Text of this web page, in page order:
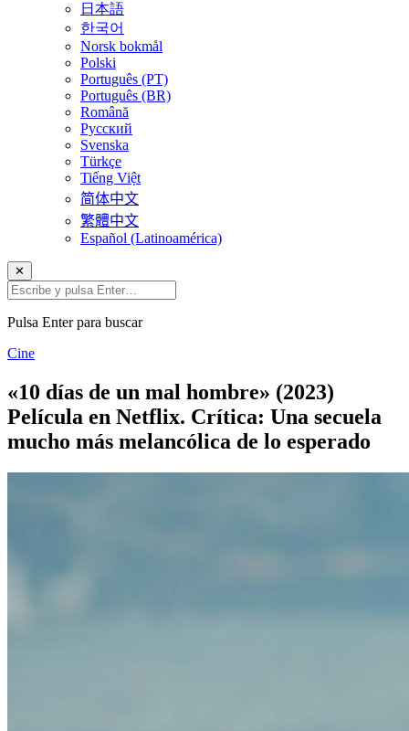
日本語
한국어
Norsk bokmål
Polski
Português (PT)
Português (BR)
Română
Русский
Svenska
Türkçe
Tiếng Việt
简体中文
繁體中文
Español (Latinoamérica)
✕
Pulsa Enter para buscar
Cine
«10 días de un mal hombre» (2023)
Película en Netflix. Crítica: Una secuela
mucho más melancólica de lo esperado